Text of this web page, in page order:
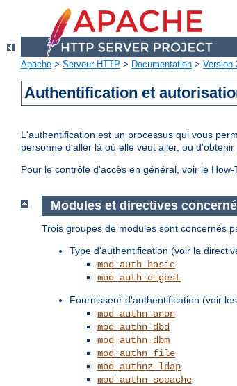
Apache > Serveur HTTP > Documentation > Version
Authentification et
L'authentification est un processus qui vous
personne d'aller là où elle veut aller, ou
Pour le contrôle d'accès en général, voir le How-
Modules et directives
Trois groupes de modules sont concernés
Type d'authentification (voir la
mod_auth_basic
mod_auth_digest
Fournisseur d'authentification (voir
mod_authn_anon
mod_authn_dbd
mod_authn_dbm
mod_authn_file
mod_authnz_ldap
mod_authn_socache